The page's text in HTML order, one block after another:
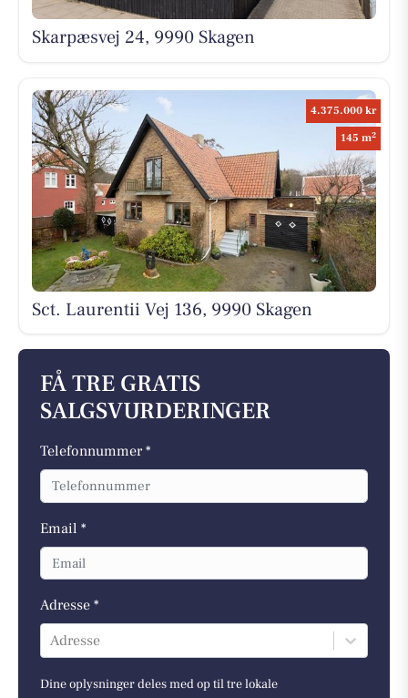
Skarpæsvej 24, 9990 Skagen
4.375.000 kr
145 m2
Sct. Laurentii Vej 136, 9990 Skagen
FÅ TRE GRATIS
SALGSVURDERINGER
Telefonnummer *
Email *
Adresse *
Adresse
Dine oplysninger deles med op til tre lokale